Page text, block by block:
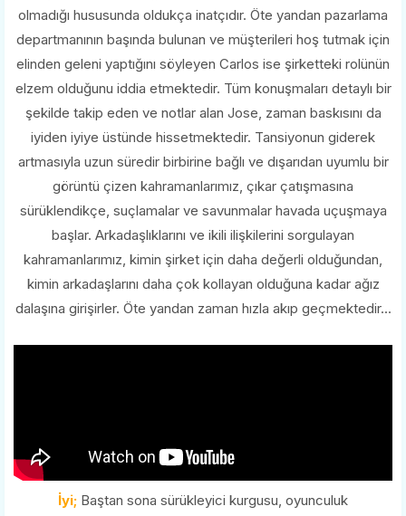
olmadığı hususunda oldukça inatçıdır. Öte yandan pazarlama
departmanının başında bulunan ve müşterileri hoş tutmak için
elinden geleni yaptığını söyleyen Carlos ise şirketteki rolünün
elzem olduğunu iddia etmektedir. Tüm konuşmaları detaylı bir
şekilde takip eden ve notlar alan Jose, zaman baskısını da
iyiden iyiye üstünde hissetmektedir. Tansiyonun giderek
artmasıyla uzun süredir birbirine bağlı ve dışarıdan uyumlu bir
görüntü çizen kahramanlarımız, çıkar çatışmasına
sürüklendikçe, suçlamalar ve savunmalar havada uçuşmaya
başlar. Arkadaşlıklarını ve ikili ilişkilerini sorgulayan
kahramanlarımız, kimin şirket için daha değerli olduğundan,
kimin arkadaşlarını daha çok kollayan olduğuna kadar ağız
dalaşına girişirler. Öte yandan zaman hızla akıp geçmektedir...
İyi; Baştan sona sürükleyici kurgusu, oyunculuk